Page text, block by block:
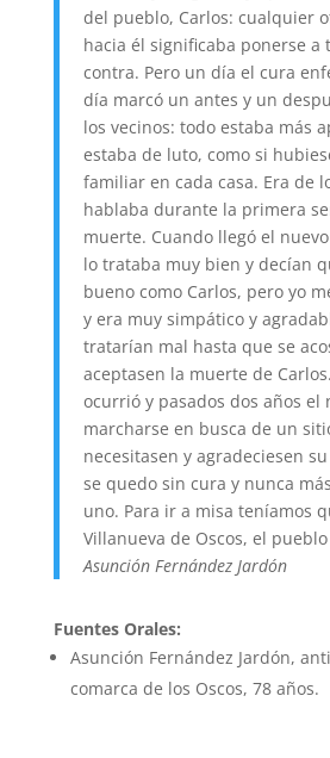
del pueblo, Carlos: cualquier
hacia él significaba ponerse a
contra. Pero un día el cura
día marcó un antes y un
los vecinos: todo estaba más
estaba de luto, como si
familiar en cada casa. Era de
hablaba durante la primera
muerte. Cuando llegó el
lo trataba muy bien y decían
bueno como Carlos, pero yo
y era muy simpático y
tratarían mal hasta que se
aceptasen la muerte de
ocurrió y pasados dos años el
marcharse en busca de un
necesitasen y agradeciesen
se quedo sin cura y nunca
uno. Para ir a misa teníamos
Villanueva de Oscos, el
Asunción Fernández Jardón
Fuentes Orales:
Asunción Fernández Jardón,
comarca de los Oscos, 78 años.